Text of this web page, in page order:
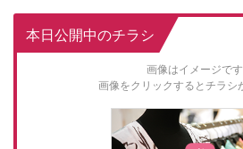
本日公開中のチラシ
画像はイメージです
画像をクリックするとチラシ